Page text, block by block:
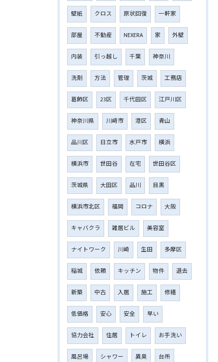
壁紙 クロス 原状回復 一軒家
部屋 不動産 NEXERA 家 外壁
内装 引っ越し 千葉 神奈川
洗剤 方法 管理 茨城 工務店
葛飾区 23区 千代田区 江戸川区
神奈川県 川﨑市 港区 青山
品川区 日立市 水戸市 横浜
横浜市 世田谷 在宅 世田谷区
茨城県 大田区 品川 目黒
横浜市北区 福岡 コロナ 大阪
キャバクラ 雑居ビル 美容室
ナイトワーク 川崎 生田 多摩区
稲城 依頼 キッチン 物件 退去
新築 中古 入居 施工 修繕
低価格 安心 安全 早い
協力会社 住居 トイレ お手洗い
風呂場 シャワー 異臭 台所